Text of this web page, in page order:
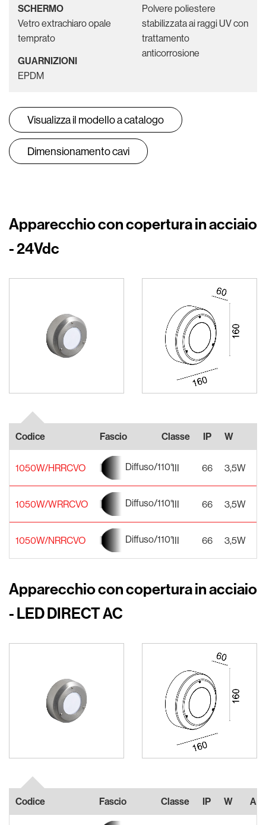
SCHERMO
Vetro extrachiaro opale
temprato
GUARNIZIONI
EPDM
Polvere poliestere
stabilizzata ai raggi UV con
trattamento
anticorrosione
Visualizza il modello a catalogo
Dimensionamento cavi
Apparecchio con copertura in acciaio
- 24Vdc
Codice Fascio Classe IP W
1050W/HRRCVO Diffuso/110°III 66 3,5W
1050W/WRRCVO Diffuso/110°III 66 3,5W
1050W/NRRCVO Diffuso/110°III 66 3,5W
Apparecchio con copertura in acciaio
- LED DIRECT AC
Codice Fascio Classe IP W